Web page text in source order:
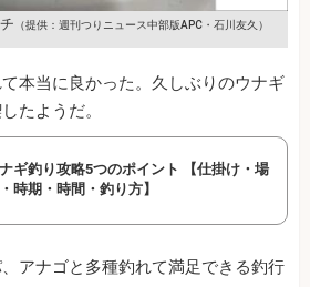
（提供：週刊つりニュース中部版APC・石川友久）
本当に良かった。久しぶりのウナギ
たようだ。
ギ釣り攻略5つのポイント 【仕掛け・場
時期・時間・釣り方】
アナゴと多種釣れて満足できる釣行